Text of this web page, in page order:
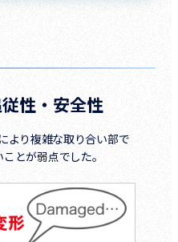
性・安全性
より複雑な取り合い部で
とが弱点でした。